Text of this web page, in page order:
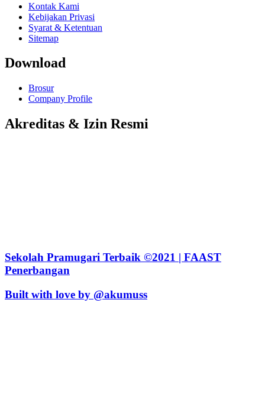
Kontak Kami
Kebijakan Privasi
Syarat & Ketentuan
Sitemap
Download
Brosur
Company Profile
Akreditas & Izin Resmi
Sekolah Pramugari Terbaik ©2021 | FAAST
Penerbangan
Built with love by @akumuss